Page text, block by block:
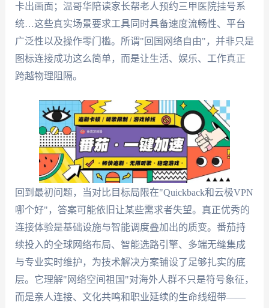
卡出画面；温哥华陪读家长帮老人预约三甲医院挂号系
统…这些真实场景要求工具同时具备速度流畅性、平台
广泛性以及操作零门槛。所谓"回国网络自由"，并非只是
图标连接成功这么简单，而是让生活、娱乐、工作真正
跨越物理阻隔。
回到最初问题，当对比目标局限在"Quickback和云极VPN
哪个好"，答案可能依旧让某些需求者失望。真正优秀的
连接体验是基础设施与智能调度叠加出的质变。番茄持
续投入的全球网络布局、智能选路引擎、多端无缝集成
与专业实时维护，为技术解决方案铺设了足够扎实的底
层。它理解"网络空间祖国"对海外人群不只是符号象征，
而是亲人连接、文化共鸣和职业延续的生命线纽带——